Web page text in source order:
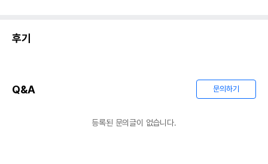
후기
Q&A 문의하기
등록된 문의글이 없습니다.